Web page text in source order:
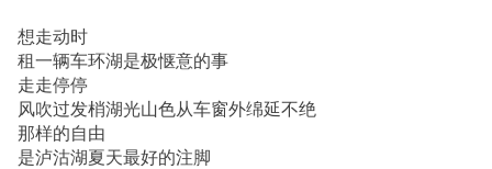
想走动时
租一辆车环湖是极惬意的事
走走停停
风吹过发梢湖光山色从车窗外绵延不绝
那样的自由
是泸沽湖夏天最好的注脚